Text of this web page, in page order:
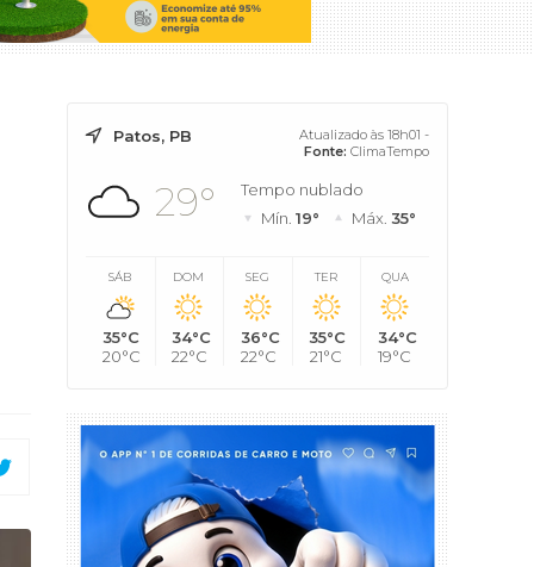
Patos, PB
Atualizado às 18h01 -
Fonte: ClimaTempo
29°
Tempo nublado
Mín. 19° Máx. 35°
SÁB
35°C
20°C
DOM
34°C
22°C
SEG
36°C
22°C
TER
35°C
21°C
QUA
34°C
19°C